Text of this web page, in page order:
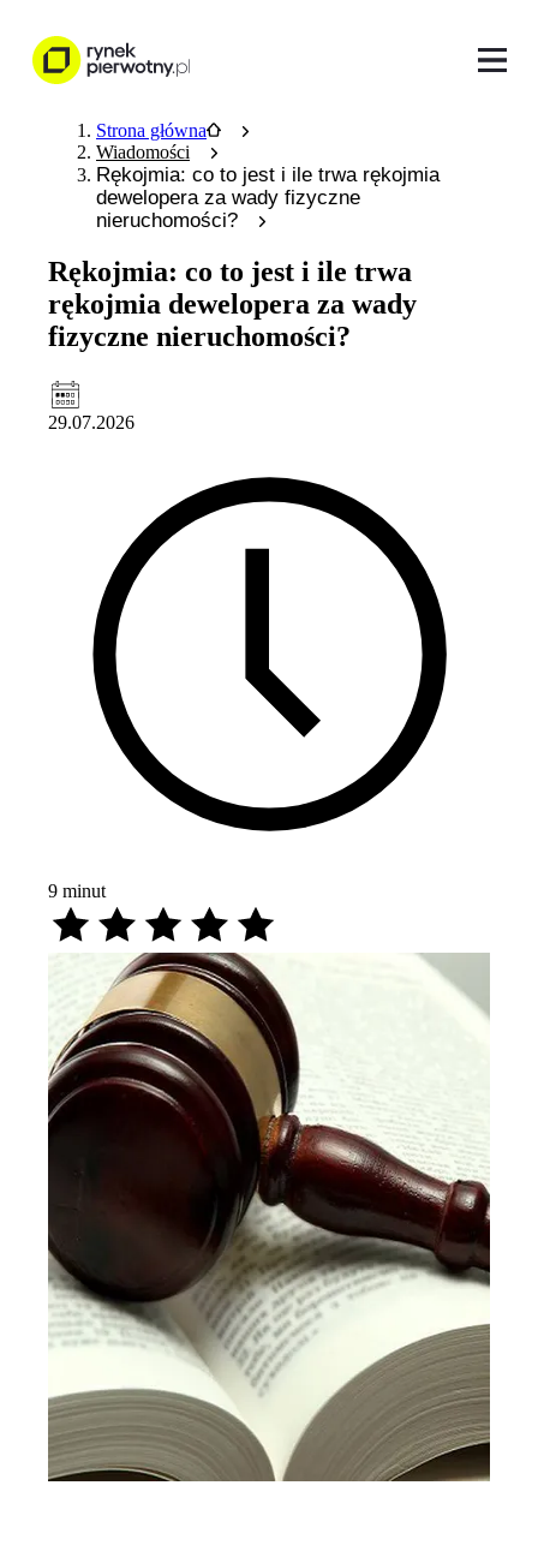
Strona główna
Wiadomości
Rękojmia: co to jest i ile trwa rękojmia
dewelopera za wady fizyczne
nieruchomości?
Rękojmia: co to jest i ile trwa
rękojmia dewelopera za wady
fizyczne nieruchomości?
29.07.2026
9 minut